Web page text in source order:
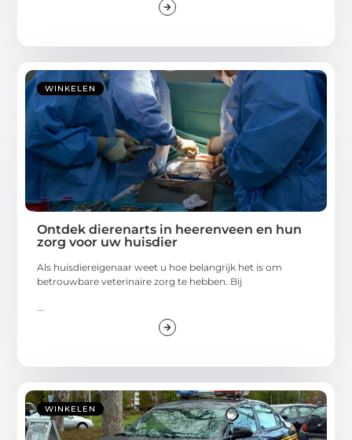
WINKELEN
Ontdek dierenarts in heerenveen en hun
zorg voor uw huisdier
Als huisdiereigenaar weet u hoe belangrijk het is om
betrouwbare veterinaire zorg te hebben. Bij
WINKELEN